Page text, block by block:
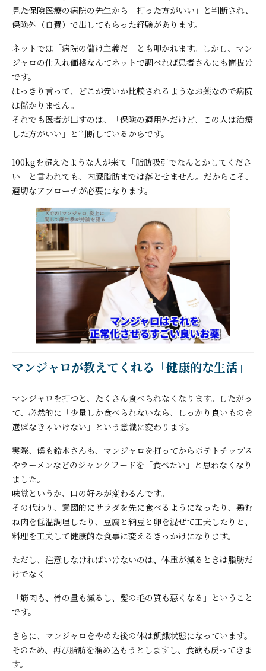
見た保険医療の病院の先生から「打った方がいい」と判断され、
保険外（自費）で出してもらった経験があります。
ネットでは「病院の儲け主義だ」とも叩かれます。しかし、マン
ジャロの仕入れ価格なんてネットで調べれば患者さんにも筒抜け
です。
はっきり言って、どこが安いか比較されるようなお薬なので病院
は儲かりません。
それでも医者が出すのは、「保険の適用外だけど、この人は治療
した方がいい」と判断しているからです。
100kgを超えたような人が来て「脂肪吸引でなんとかしてくださ
い」と言われても、内臓脂肪までは落とせません。だからこそ、
適切なアプローチが必要になります。
マンジャロが教えてくれる「健康的な生活」
マンジャロを打つと、たくさん食べられなくなります。したがっ
て、必然的に「少量しか食べられないなら、しっかり良いものを
選ばなきゃいけない」という意識に変わります。
実際、僕も鈴木さんも、マンジャロを打ってからポテトチップス
やラーメンなどのジャンクフードを「食べたい」と思わなくなり
ました。
味覚というか、口の好みが変わるんです。
その代わり、意図的にサラダを先に食べるようになったり、鶏む
ね肉を低温調理したり、豆腐と納豆と卵を混ぜて工夫したりと、
料理を工夫して健康的な食事に変えるきっかけになります。
ただし、注意しなければいけないのは、体重が減るときは脂肪だ
けでなく
「筋肉も、骨の量も減るし、髪の毛の質も悪くなる」ということ
です。
さらに、マンジャロをやめた後の体は飢餓状態になっています。
そのため、再び脂肪を溜め込もうとしますし、食欲も戻ってきま
す。